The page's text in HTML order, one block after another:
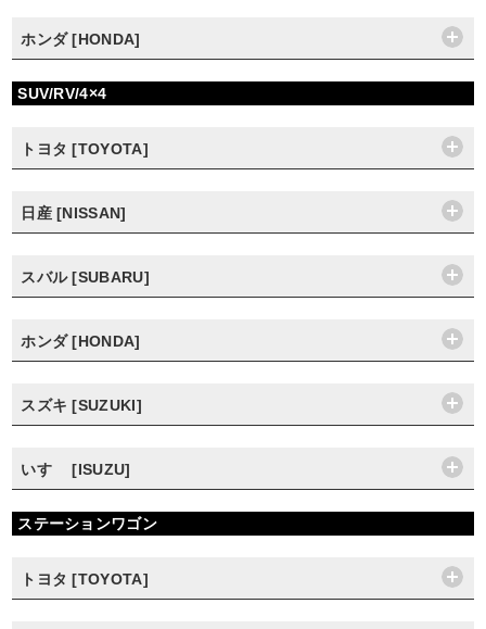
ホンダ [HONDA]
SUV/RV/4×4
トヨタ [TOYOTA]
日産 [NISSAN]
スバル [SUBARU]
ホンダ [HONDA]
スズキ [SUZUKI]
いすゞ [ISUZU]
ステーションワゴン
トヨタ [TOYOTA]